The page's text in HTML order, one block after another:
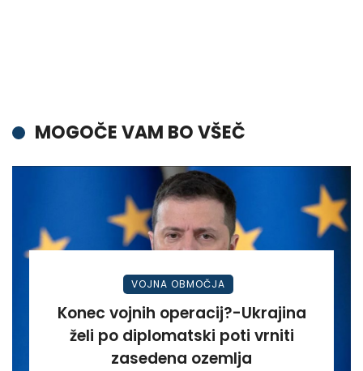
MOGOČE VAM BO VŠEČ
VOJNA OBMOČJA
Konec vojnih operacij?-Ukrajina
želi po diplomatski poti vrniti
zasedena ozemlja